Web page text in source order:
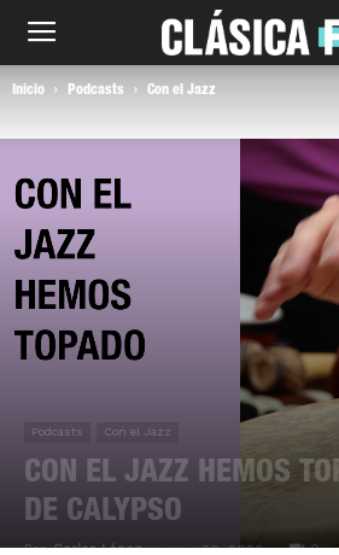
Inicio Podcasts Con el Jazz
Podcasts Con el Jazz
CON EL JAZZ HEMOS
DE CALYPSO
Por Carlos López - junio 30, 2022 0